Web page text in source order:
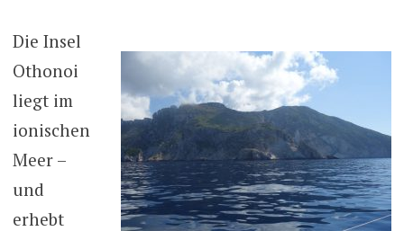
Die Insel
Othonoi
liegt im
ionischen
Meer –
und
erhebt